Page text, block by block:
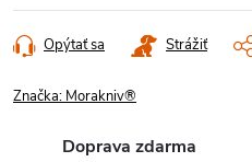
Opýtať sa Strážiť
Značka: Morakniv®
Doprava zdarma